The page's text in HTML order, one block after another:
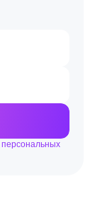
персональных